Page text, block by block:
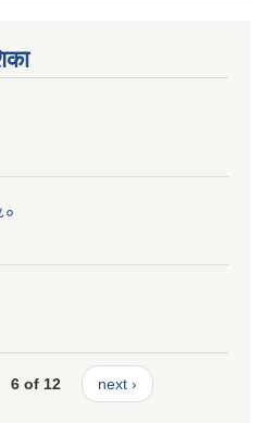
6 of 12 next ›